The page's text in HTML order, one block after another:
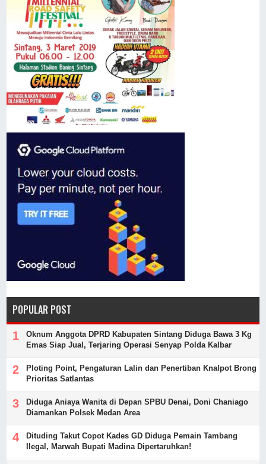
POPULAR POST
Oknum Anggota DPRD Kabupaten Sintang Diduga Bawa 3 Kg
Emas Siap Jual, Terjaring Operasi Senyap Polda Kalbar
Ploting Point, Pengaturan Lalin dan Penertiban Knalpot Brong
Prioritas Satlantas
Diduga Aniaya Wanita di Depan SPBU Denai, Doni Chaniago
Diamankan Polsek Medan Area
Dituding Takut Copot Kades GD Diduga Pemain Tambang
Ilegal, Marwah Bupati Madina Dipertaruhkan!